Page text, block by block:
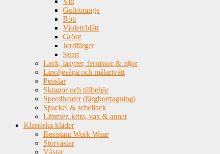
Gult/orange
Rött
Violett/blått
Grönt
Jordfärger
Svart
Lack, lasyrer, fernissor & oljor
Linoljesåpa och målartvätt
Penslar
Skrapor och tillbehör
Speedheater (färgborttagning)
Spackel & schellack
Limmer, krita, vax & annat
Klassiska kläder
Resistant Work Wear
Storvästar
Västar